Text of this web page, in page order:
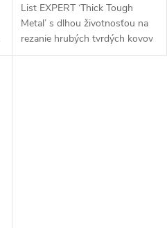
List EXPERT ‘Thick Tough
Metal’ s dlhou životnosťou na
rezanie hrubých tvrdých kovov